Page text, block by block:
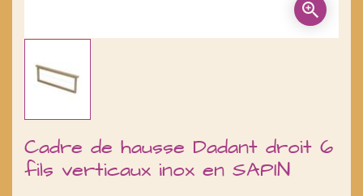
Cadre de hausse Dadant droit 6
fils verticaux inox en SAPIN